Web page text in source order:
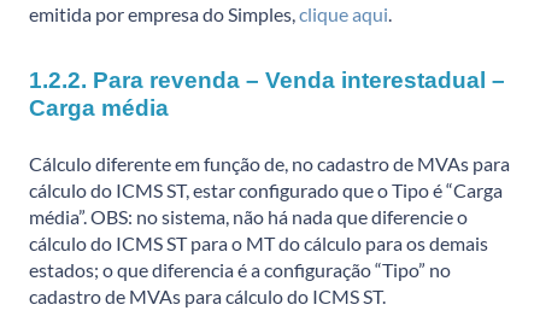
emitida por empresa do Simples, clique aqui
1.2.2. Para revenda – Venda interestadual –
Carga média
Cálculo diferente em função de, no cadastro de MVAs para
cálculo do ICMS ST, estar configurado que o Tipo é “Carga
média”. OBS: no sistema, não há nada que diferencie o
cálculo do ICMS ST para o MT do cálculo para os demais
estados; o que diferencia é a configuração “Tipo” no
cadastro de MVAs para cálculo do ICMS ST.